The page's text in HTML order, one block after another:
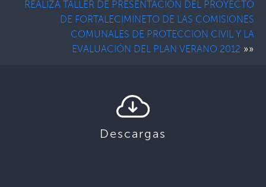
REALIZA TALLER DE PRESENTACIÓN DEL PROYECTO
DE FORTALECIMINETO DE LAS COMISIONES
COMUNALES DE PROTECCION CIVIL Y LA
EVALUACIÓN DEL PLAN VERANO 2012 »»
Descargas